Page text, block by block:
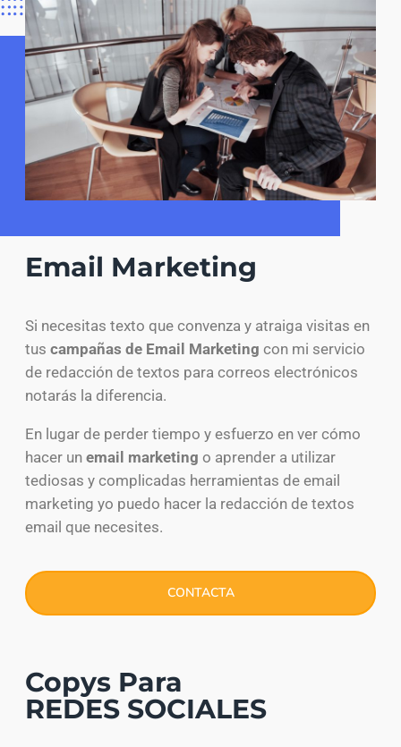
Email Marketing​​
Si necesitas texto que convenza y atraiga visitas en
tus campañas de Email Marketing con mi servicio
de redacción de textos para correos electrónicos
notarás la diferencia.
En lugar de perder tiempo y esfuerzo en ver cómo
hacer un email marketing o aprender a utilizar
tediosas y complicadas herramientas de email
marketing yo puedo hacer la redacción de textos
email que necesites.
CONTACTA
Copys Para
REDES SOCIALES